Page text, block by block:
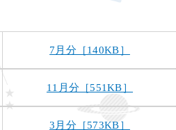
7月分［140KB］
11月分［551KB］
3月分［573KB］